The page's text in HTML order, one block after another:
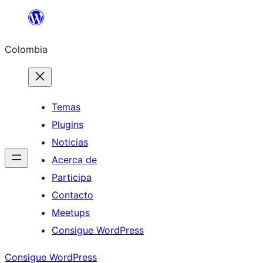
Saltar
contenido
Colombia
Temas
Plugins
Noticias
Acerca de
Participa
Contacto
Meetups
Consigue WordPress
Consigue WordPress